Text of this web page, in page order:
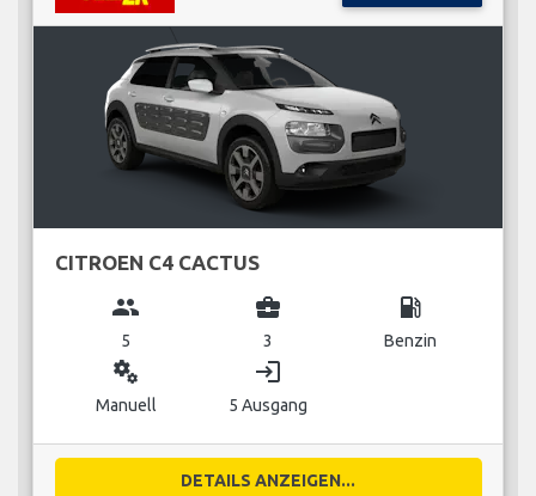
CITROEN C4 CACTUS
group
5
business_center
3
local_gas_station
Benzin
miscellaneous_services
Manuell
login
5 Ausgang
DETAILS ANZEIGEN...